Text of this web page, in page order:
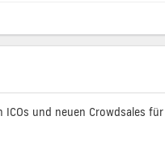
und neuen Crowdsales